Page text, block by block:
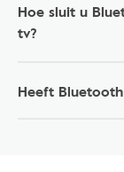
Hoe sluit u
tv?
Heeft